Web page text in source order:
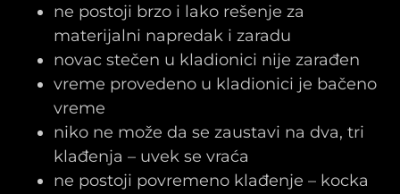
ne postoji brzo i lako rešenje za
materijalni napredak i zaradu
novac stečen u kladionici nije zarađen
vreme provedeno u kladionici je bačeno
vreme
niko ne može da se zaustavi na dva, tri
klađenja – uvek se vraća
ne postoji povremeno klađenje – kocka